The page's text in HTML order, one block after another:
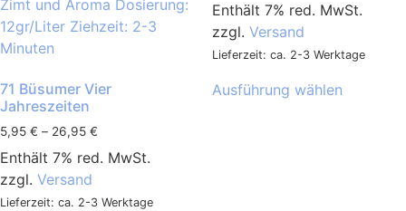
71 Büsumer Vier
Jahreszeiten
5,95 € – 26,95 €
Enthält 7% red. MwSt.
zzgl. Versand
Lieferzeit: ca. 2-3 Werktage
Enthält 7% red. MwSt.
zzgl. Versand
Lieferzeit: ca. 2-3 Werktage
Ausführung wählen